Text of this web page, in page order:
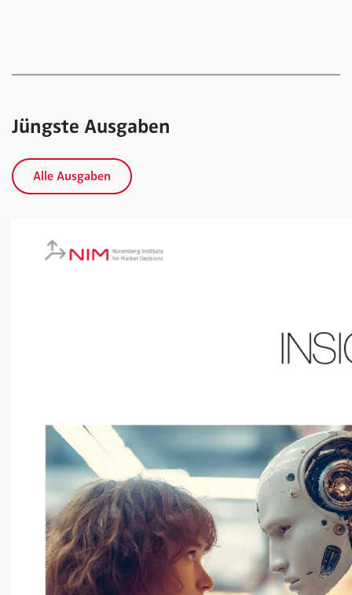
Jüngste Ausgaben
Alle Ausgaben